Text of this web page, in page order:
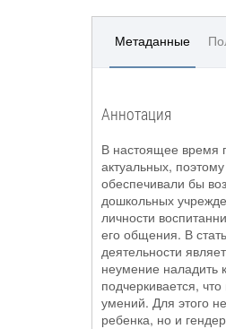
Метаданные
Аннотация
В настоящее время
актуальных,
обеспечивали бы
дошкольных
личности
его общения. В
деятельности
неумение наладить
подчеркивается,
умений. Для этого
ребенка, но и